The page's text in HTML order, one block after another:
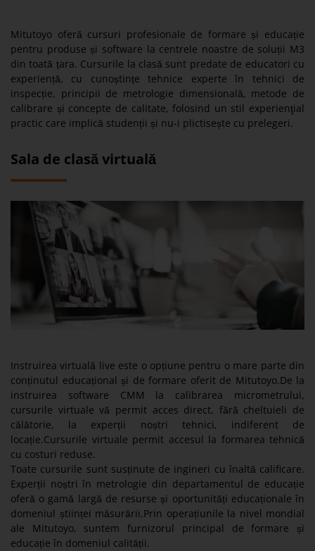
Mitutoyo oferă cursuri profesionale de formare și educație
pentru produse și software la centrele noastre de soluții M3
din toată țara. Cursurile la clasă sunt predate de educatori cu
experiență, cu cunoștințe tehnice experte în tehnici de
inspecție, principii de metrologie dimensională, metode de
calibrare și concepte de calitate, folosind un stil experienţial
practic care implică studenții și nu-i plictisește cu prelegeri.
Sala de clasă virtuală
Instruirea virtuală live este o opțiune pentru o mare parte din
conținutul educațional și de formare oferit de Mitutoyo.De la
instruirea software CMM la calibrarea micrometrului,
cursurile virtuale vă permit acces direct, fără cheltuieli de
călătorie, la experții noștri tehnici, indiferent de
locație.Cursurile virtuale permit accesul la formarea tehnică
cu costuri reduse.
Toate cursurile sunt susținute de ingineri cu înaltă calificare.
Experții noștri în metrologie din departamentul de educație
oferă o gamă largă de resurse și oportunități educaționale în
domeniul științei măsurării.Prin operațiunile la nivel mondial
ale Mitutoyo, suntem furnizorul principal de formare și
educație în domeniul calității.